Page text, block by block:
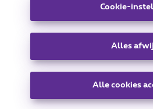
Deze website is gecreëerd en wordt
Koning Albert II-laan 27 - B-1030
Carrier & Wholesale Solutions
Telindus
|Sitemap
Cookie-
Alles
Alle cookies